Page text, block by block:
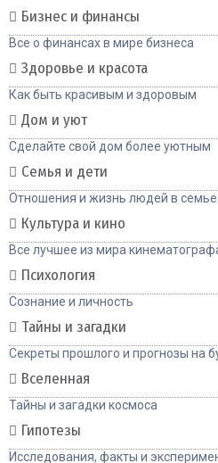
Бизнес и финансы
Все о финансах в мире бизнеса
Здоровье и красота
Как быть красивым и здоровым
Дом и уют
Сделайте свой дом более уютным
Семья и дети
Отношения и жизнь людей в семье
Культура и кино
Все лучшее из мира
Психология
Сознание и личность
Тайны и загадки
Секреты прошлого и прогнозы на
Вселенная
Тайны и загадки космоса
Гипотезы
Исследования, факты и